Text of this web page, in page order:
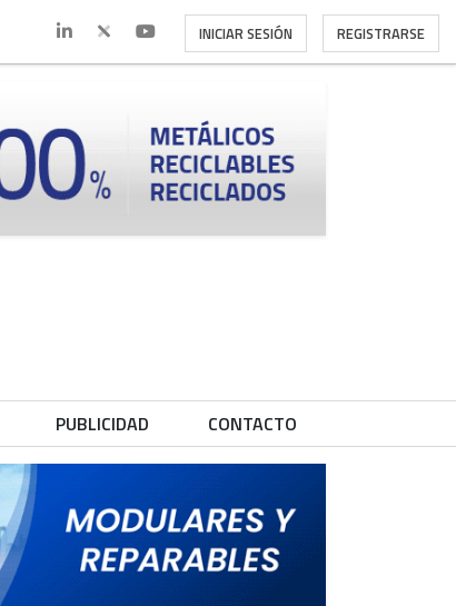
INICIAR SESIÓN REGISTRARSE
PUBLICIDAD CONTACTO